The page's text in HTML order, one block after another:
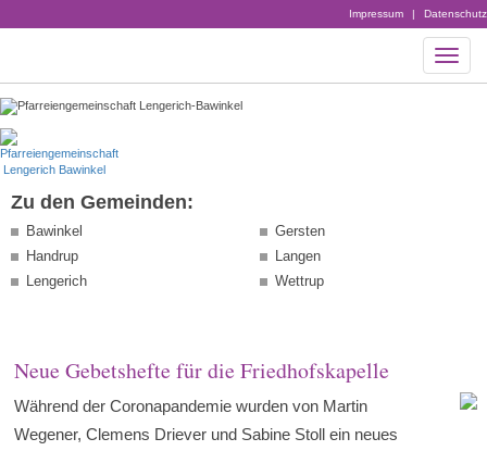
Impressum | Datenschutz
Zu den Gemeinden:
Bawinkel
Gersten
Handrup
Langen
Lengerich
Wettrup
Neue Gebetshefte für die Friedhofskapelle
Während der Coronapandemie wurden von Martin
Wegener, Clemens Driever und Sabine Stoll ein neues